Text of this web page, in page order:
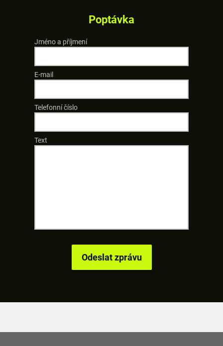
Poptávka
Jméno a příjmení
E-mail
Telefonní číslo
Text